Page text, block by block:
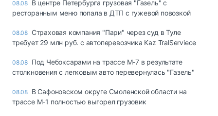
08.08 В центре Петербурга грузовая "Газель" с
ресторанным меню попала в ДТП с гужевой повозкой
08.08 Страховая компания "Пари" через суд в Туле
требует 29 млн руб. с автоперевозчика Kaz TralServiece
08.08 Под Чебоксарами на трассе М-7 в результате
столкновения с легковым авто перевернулась "Газель"
08.08 В Сафоновском округе Смоленской области на
трассе М-1 полностью выгорел грузовик